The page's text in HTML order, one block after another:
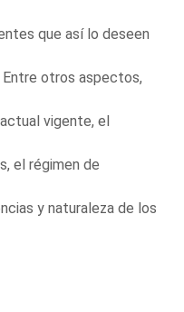
que así lo deseen
otros aspectos,
vigente, el
el régimen de
y naturaleza de los